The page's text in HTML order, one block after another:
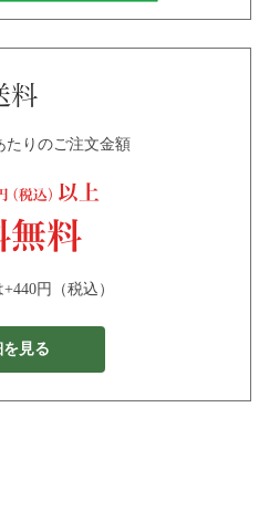
たりのご注文金額
円（税込）
見る